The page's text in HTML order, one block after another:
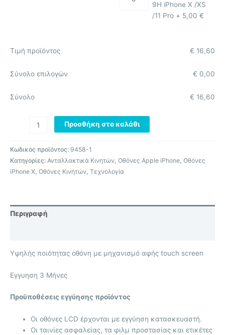
9H iPhone X /XS
/11 Pro + 5,00 €
Τιμή προϊόντος 16,60
€
Σύνολο επιλογών 0,00
€
Σύνολο 16,60
€
Προσθήκη στο καλάθι
Κωδικός προϊόντος: 9458-1
Κατηγορίες: Ανταλλακτικά Κινητών Οθόνες Apple iPhone Οθόνες
iPhone X Οθόνες Κινητών Τεχνολογία
Περιγραφή
Υψηλής ποιότητας οθόνη με μηχανισμό αφής touch screen
Eγγυηση 3 Μήνες
Προϋποθέσεις εγγύησης προϊόντος
Οι οθόνες LCD έρχονται με εγγύηση κατασκευαστή.
Οι ταινίες ασφαλείας, τα φιλμ προστασίας και ετικέτες